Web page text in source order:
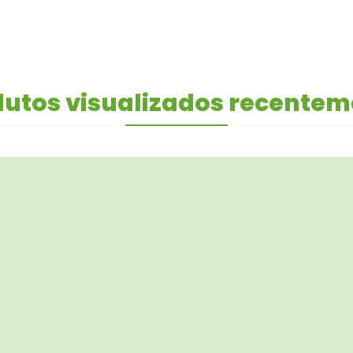
visualizados